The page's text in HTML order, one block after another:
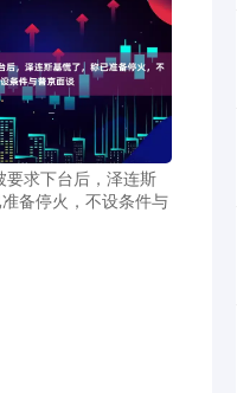
要求下台后，泽连斯
备停火，不设条件与